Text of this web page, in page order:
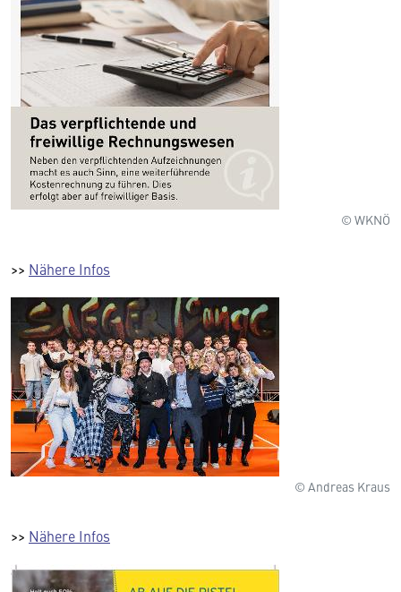
© WKNÖ
>> Nähere Infos
© Andreas Kraus
>> Nähere Infos